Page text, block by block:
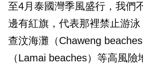
至4月泰國灣季風盛行，我們
邊有紅旗，代表那裡禁止游
查汶海灘（Chaweng
（Lamai beaches）等高風險